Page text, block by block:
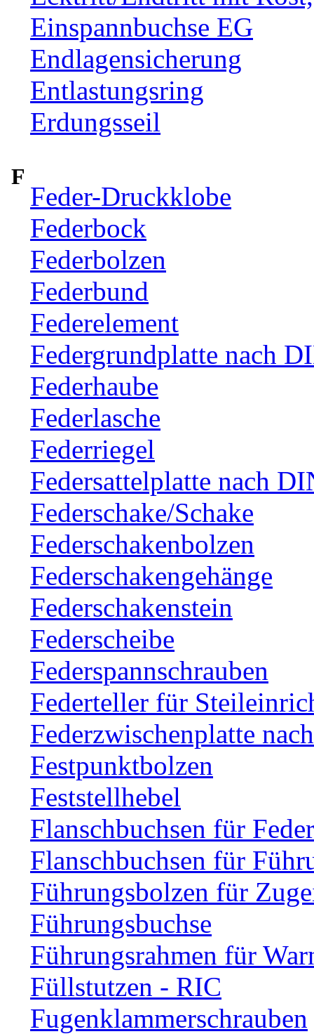
Einspannbuchse EG
Endlagensicherung
Entlastungsring
Erdungsseil
F
Feder-Druckklobe
Federbock
Federbolzen
Federbund
Federelement
Federgrundplatte nach
Federhaube
Federlasche
Federriegel
Federsattelplatte nach
Federschake/Schake
Federschakenbolzen
Federschakengehänge
Federschakenstein
Federscheibe
Federspannschrauben
Federteller für
Federzwischenplatte
Festpunktbolzen
Feststellhebel
Flanschbuchsen für
Flanschbuchsen für
Führungsbolzen für
Führungsbuchse
Führungsrahmen für
Füllstutzen - RIC
Fugenklammerschrauben